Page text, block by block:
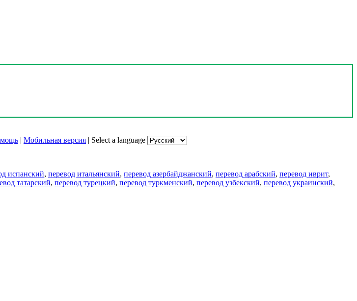
| Мобильная версия | Select a language
испанский, перевод итальянский, перевод азербайджанский, перевод арабский, перевод иврит,
татарский, перевод турецкий, перевод туркменский, перевод узбекский, перевод украинский,